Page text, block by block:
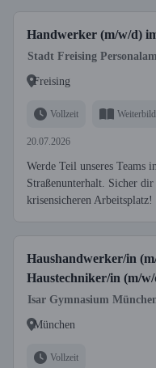
Handwerker (m/w/d)
Stadt Freising
Freising
Vollzeit
20.07.2026
Werde Teil unseres Teams
Straßenunterhalt. Sicher
krisensicheren Arbeitsplatz!
Haushandwerker/in
Haustechniker/in (m/
Isar Gymnasium
München
Vollzeit